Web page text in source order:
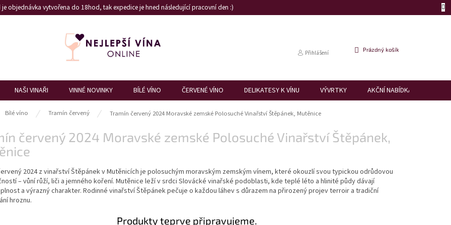
objednávka vytvořena do 18hod, tak expedice je hned následující pracovní den :)
Přihlášení
NÁKUPNÍ
Prázdný košík
NAŠI VINAŘI VINNÉ NOVINKY BÍLÉ VÍNO ČERVENÉ VÍNO DELIKATESY K VÍNU VÝVRTKY AKČNÍ NABÍDKA
Bílé víno Tramín červený Tramín červený 2024 Moravské zemské Polosuché Vinařství Štěpánek, Mutěnice
červený 2024 Moravské zemské Polosuché Vinařství Štěpánek,
2024 z vinařství Štěpánek v Mutěnicích je polosuchým moravským zemským vínem, které okouzlí svou typickou odrůdovou
– vůní růží, liči a jemného koření. Mutěnice leží v srdci Slovácké vinařské podoblasti, kde teplé léto a hlinité půdy dávají
a výrazný charakter. Rodinné vinařství Štěpánek pečuje o každou láhev s důrazem na přirozený projev terroir a tradiční
hroznu.
Produkty teprve připravujeme.